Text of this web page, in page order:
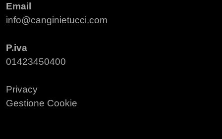
Email
info@canginietucci.com
P.iva
01423450400
Privacy
Gestione Cookie